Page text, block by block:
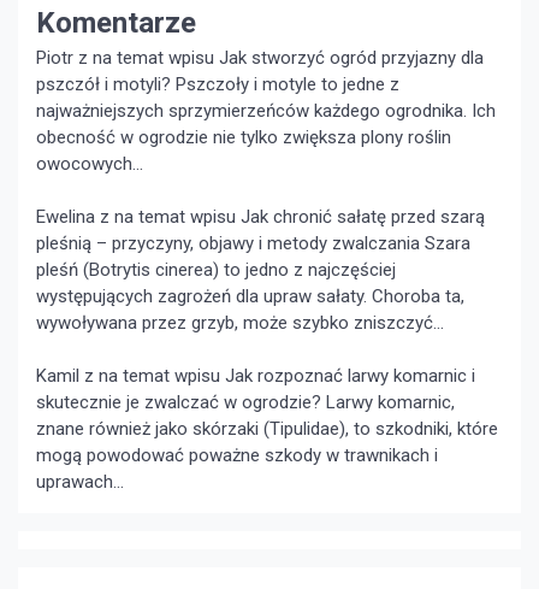
Komentarze
Piotr z na temat wpisu Jak stworzyć ogród przyjazny dla
pszczół i motyli? Pszczoły i motyle to jedne z
najważniejszych sprzymierzeńców każdego ogrodnika. Ich
obecność w ogrodzie nie tylko zwiększa plony roślin
owocowych...
Ewelina z na temat wpisu Jak chronić sałatę przed szarą
pleśnią – przyczyny, objawy i metody zwalczania Szara
pleśń (Botrytis cinerea) to jedno z najczęściej
występujących zagrożeń dla upraw sałaty. Choroba ta,
wywoływana przez grzyb, może szybko zniszczyć...
Kamil z na temat wpisu Jak rozpoznać larwy komarnic i
skutecznie je zwalczać w ogrodzie? Larwy komarnic,
znane również jako skórzaki (Tipulidae), to szkodniki, które
mogą powodować poważne szkody w trawnikach i
uprawach...